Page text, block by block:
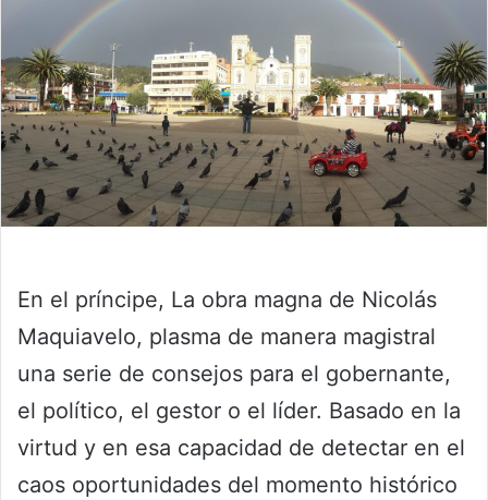
En el príncipe, La obra magna de Nicolás
Maquiavelo, plasma de manera magistral
una serie de consejos para el gobernante,
el político, el gestor o el líder. Basado en la
virtud y en esa capacidad de detectar en el
caos oportunidades del momento histórico